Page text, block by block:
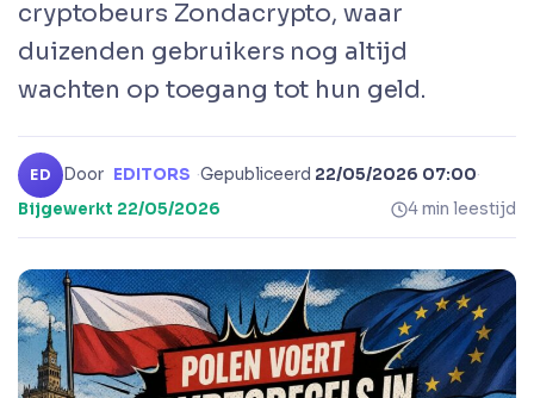
cryptobeurs Zondacrypto, waar
duizenden gebruikers nog altijd
wachten op toegang tot hun geld.
ED Door EDITORS ·Gepubliceerd 22/05/2026 07:00·
Bijgewerkt 22/05/2026 4 min leestijd